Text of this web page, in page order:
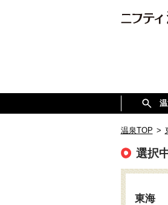
温泉TOP >
選択
東海